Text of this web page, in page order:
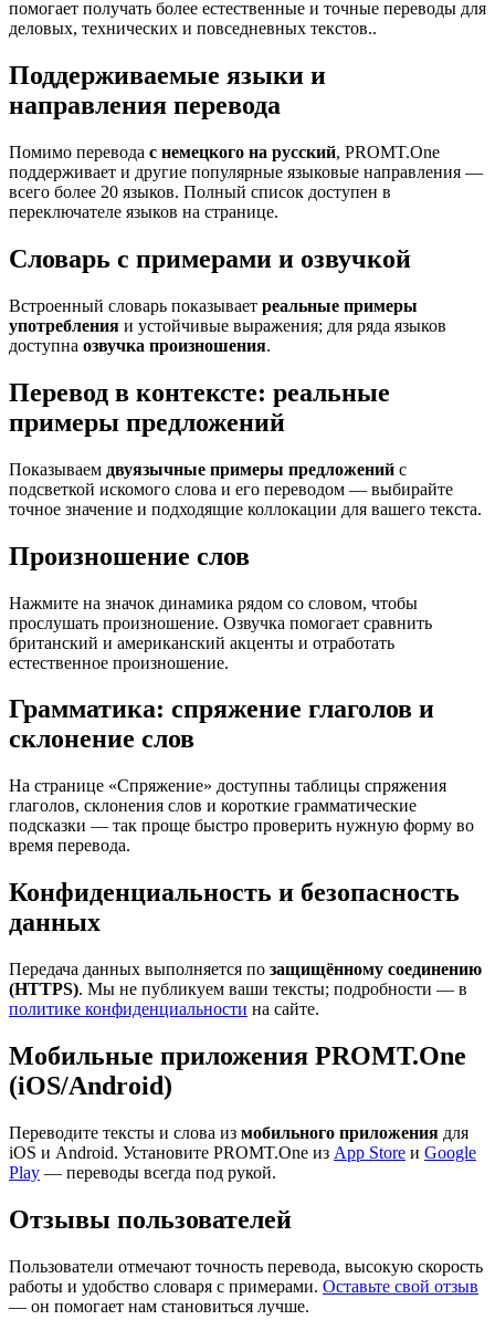
помогает получать более естественные и точные переводы для
деловых, технических и повседневных текстов..
Поддерживаемые языки и
направления перевода
Помимо перевода с немецкого на русский, PROMT.One
поддерживает и другие популярные языковые направления —
всего более 20 языков. Полный список доступен в
переключателе языков на странице.
Словарь с примерами и озвучкой
Встроенный словарь показывает реальные примеры
употребления и устойчивые выражения; для ряда языков
доступна озвучка произношения.
Перевод в контексте: реальные
примеры предложений
Показываем двуязычные примеры предложений с
подсветкой искомого слова и его переводом — выбирайте
точное значение и подходящие коллокации для вашего текста.
Произношение слов
Нажмите на значок динамика рядом со словом, чтобы
прослушать произношение. Озвучка помогает сравнить
британский и американский акценты и отработать
естественное произношение.
Грамматика: спряжение глаголов и
склонение слов
На странице «Спряжение» доступны таблицы спряжения
глаголов, склонения слов и короткие грамматические
подсказки — так проще быстро проверить нужную форму во
время перевода.
Конфиденциальность и безопасность
данных
Передача данных выполняется по защищённому соединению
(HTTPS). Мы не публикуем ваши тексты; подробности — в
политике конфиденциальности на сайте.
Мобильные приложения PROMT.One
(iOS/Android)
Переводите тексты и слова из мобильного приложения для
iOS и Android. Установите PROMT.One из App Store и Google
Play — переводы всегда под рукой.
Отзывы пользователей
Пользователи отмечают точность перевода, высокую скорость
работы и удобство словаря с примерами. Оставьте свой отзыв
— он помогает нам становиться лучше.